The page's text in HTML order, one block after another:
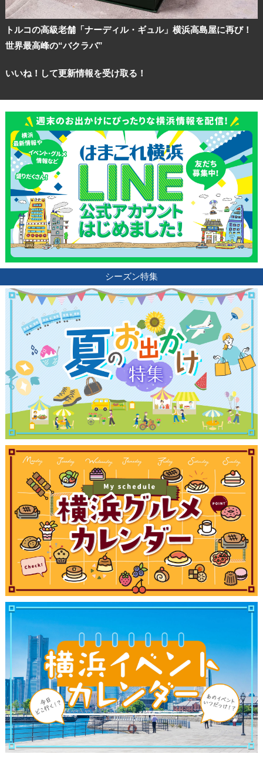
トルコの高級老舗「ナーディル・ギュル」横浜高島屋に再び！
世界最高峰の“バクラバ”
いいね！して更新情報を受け取る！
シーズン特集
観光ガイド
ランキング
ブログ記事
サイトについて